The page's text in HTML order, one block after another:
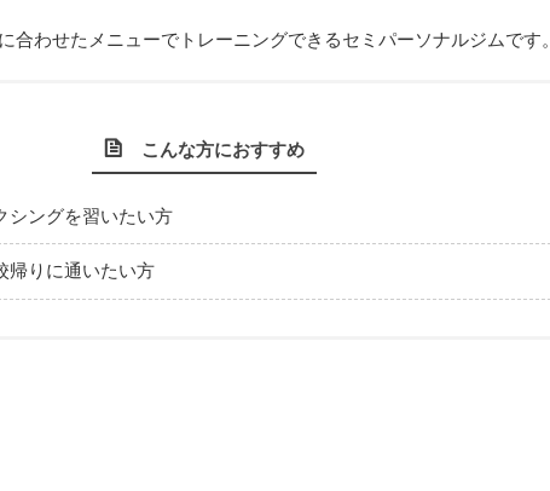
合わせたメニューでトレーニングできるセミパーソナルジムです。
こんな方におすすめ
シングを習いたい方
帰りに通いたい方